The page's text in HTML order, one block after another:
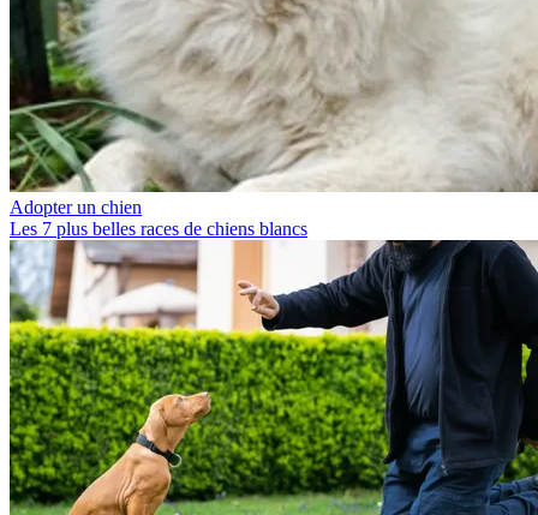
Adopter un chien
Les 7 plus belles races de chiens blancs